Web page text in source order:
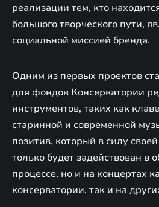
реализации тем, кто
большого творческого пути,
социальной миссией бренда.
Одним из первых проектов
для фондов Консерватории
инструментов, таких как
старинной и современной
позитив, который в силу
только будет задействован в
процессе, но и на концертах
консерватории, так и на